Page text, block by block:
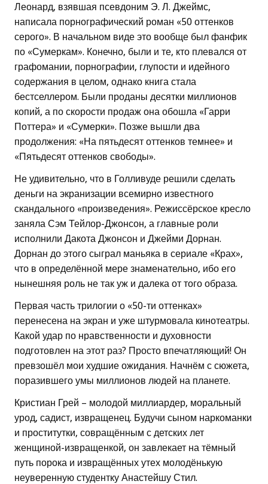
Леонард, взявшая псевдоним Э. Л. Джеймс,
написала порнографический роман «50 оттенков
серого». В начальном виде это вообще был фанфик
по «Сумеркам». Конечно, были и те, кто плевался от
графомании, порнографии, глупости и идейного
содержания в целом, однако книга стала
бестселлером. Были проданы десятки миллионов
копий, а по скорости продаж она обошла «Гарри
Поттера» и «Сумерки». Позже вышли два
продолжения: «На пятьдесят оттенков темнее» и
«Пятьдесят оттенков свободы».
Не удивительно, что в Голливуде решили сделать
деньги на экранизации всемирно известного
скандального «произведения». Режиссёрское кресло
заняла Сэм Тейлор-Джонсон, а главные роли
исполнили Дакота Джонсон и Джейми Дорнан.
Дорнан до этого сыграл маньяка в сериале «Крах»,
что в определённой мере знаменательно, ибо его
нынешняя роль не так уж и далека от того образа.
Первая часть трилогии о «50-ти оттенках»
перенесена на экран и уже штурмовала кинотеатры.
Какой удар по нравственности и духовности
подготовлен на этот раз? Просто впечатляющий! Он
превзошёл мои худшие ожидания. Начнём с сюжета,
поразившего умы миллионов людей на планете.
Кристиан Грей – молодой миллиардер, моральный
урод, садист, извращенец. Будучи сыном наркоманки
и проститутки, совращённым с детских лет
женщиной-извращенкой, он завлекает на тёмный
путь порока и извращённых утех молодёнькую
неуверенную студентку Анастейшу Стил.